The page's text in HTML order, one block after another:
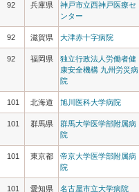
92 兵庫県
神戸市立西神戸医療セ
ンター
92 滋賀県 大津赤十字病院
92 福岡県
独立行政法人労働者健
康安全機構 九州労災病
院
101 北海道 旭川医科大学病院
101 群馬県
群馬大学医学部附属病
院
101 東京都
帝京大学医学部附属病
院
101 愛知県 名古屋市立大学病院